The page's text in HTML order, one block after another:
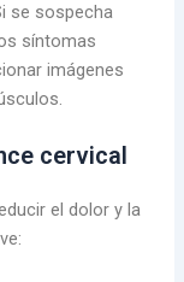
se sospecha
síntomas
imágenes
cervical
el dolor y la